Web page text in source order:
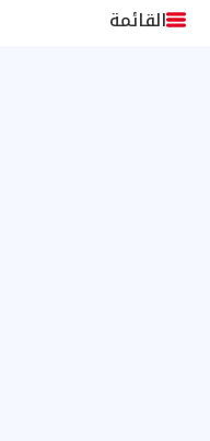
القائمة